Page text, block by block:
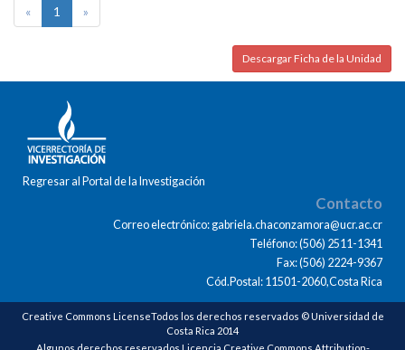
« 1 »
Descargar Ficha de la Unidad
Regresar al Portal de la Investigación
Contacto
Correo electrónico: gabriela.chaconzamora@ucr.ac.cr
Teléfono: (506) 2511-1341
Fax: (506) 2224-9367
Cód.Postal: 11501-2060,Costa Rica
Creative Commons LicenseTodos los derechos reservados © Universidad de
Costa Rica 2014